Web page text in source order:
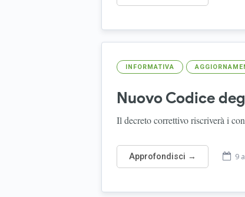
INFORMATIVA
Nuovo Codice
Il decreto correttivo riscriverà i
Approfondisci → 9